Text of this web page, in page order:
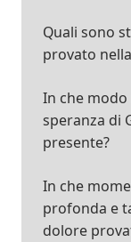
Quali sono
provato
In che
speranza di
presente?
In che
profonda e
dolore